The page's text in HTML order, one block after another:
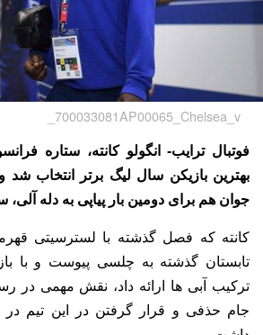
700033081AP00065_Chelsea_v_
فوتبال ترایب- انگولو کانته، ستاره
بهترین بازیکن سال لیگ برتر انتخاب شد و
جوان هم برای دومین بار پیاپی به دله آلی،
کانته که فصل گذشته با لسترسیتی
تابستان گذشته به چلسی پیوست و با
ترکیب آبی ها ارائه داد، نقش مهمی در
جام حذفی و قرار گرفتن در این تیم